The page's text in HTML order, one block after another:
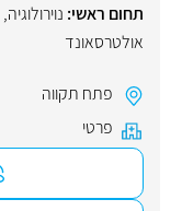
תחום ראשי: נוירולוגיה,
אולטרסאונד
פתח תקווה
פרטי